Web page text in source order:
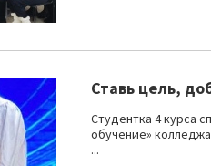
Ставь цель,
Студентка 4 курса
обучение»
...